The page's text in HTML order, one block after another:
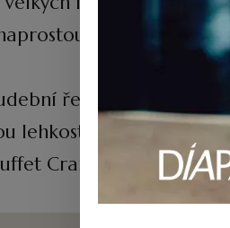
řeč skladby
lehkost flétny, tato
Crampon Divine).